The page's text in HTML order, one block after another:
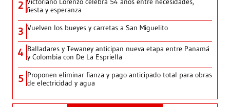
2 fiesta y esperanza
3 Vuelven los bueyes y carretas a San Miguelito
4 Balladares y Tewaney anticipan nueva etapa entre Panamá
y Colombia con De La Espriella
5 Proponen eliminar fianza y pago anticipado total para obras
de electricidad y agua